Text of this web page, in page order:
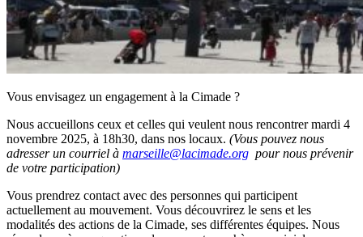
Vous envisagez un engagement à la Cimade ?
Nous accueillons ceux et celles qui veulent nous rencontrer mardi 4
novembre 2025, à 18h30, dans nos locaux. (Vous pouvez nous
adresser un courriel à marseille@lacimade.org pour nous prévenir
de votre participation)
Vous prendrez contact avec des personnes qui participent
actuellement au mouvement. Vous découvrirez le sens et les
modalités des actions de la Cimade, ses différentes équipes. Nous